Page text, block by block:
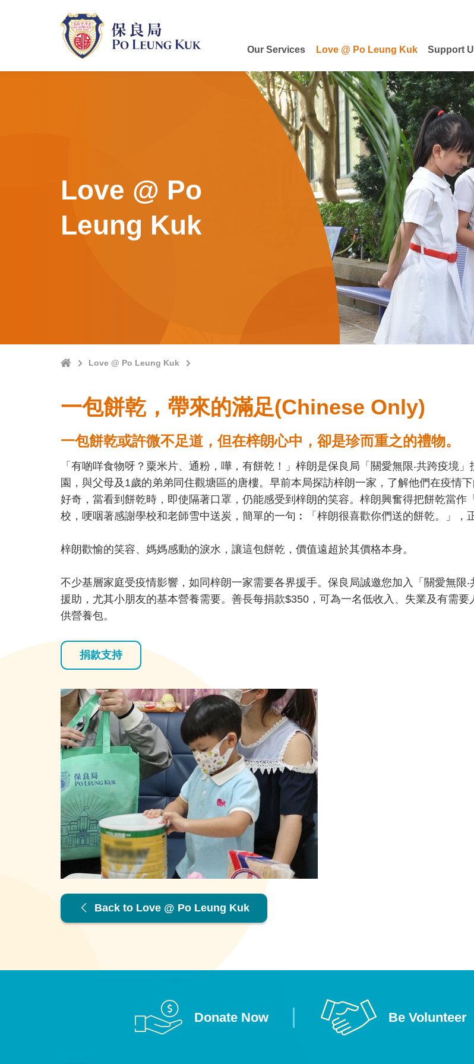
Our Services Love @ Po Leung Kuk Support
Love @ Po
Leung Kuk
HomeLove @ Po Leung Kuk
一包餅乾，帶來的滿足(Chinese Only)
一包餅乾或許微不足道，但在梓朗心中，卻是珍而重之的禮物。
「有啲咩食物呀？粟米片、通粉，嘩，有餅乾！」梓朗是保良局「關愛無限‧共跨疫境
園，與父母及1歲的弟弟同住觀塘區的唐樓。早前本局探訪梓朗一家，了解他們在疫情
好奇，當看到餅乾時，即使隔著口罩，仍能感受到梓朗的笑容。梓朗興奮得把餅乾當
校，哽咽著感謝學校和老師雪中送炭，簡單的一句︰「梓朗很喜歡你們送的餅乾。」，
梓朗歡愉的笑容、媽媽感動的淚水，讓這包餅乾，價值遠超於其價格本身。
不少基層家庭受疫情影響，如同梓朗一家需要各界援手。保良局誠邀您加入「關愛無限
援助，尤其小朋友的基本營養需要。善長每捐款$350，可為一名低收入、失業及有需
供營養包。
捐款支持
Back to Love @ Po Leung Kuk
Donate Now Be Volunteer